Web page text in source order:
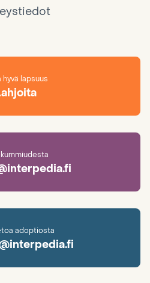
hyvä lapsuus
kummiudesta
adoptiosta